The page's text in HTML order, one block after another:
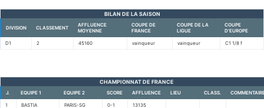
BILAN DE LA SAISON
DIVISION CLASSEMENT
AFFLUENCE
MOYENNE
COUPE DE
FRANCE
COUPE DE LA
LIGUE
COUPE
D'EUROPE
D1 2 45160 vainqueur vainqueur C1 1/8 f
CHAMPIONNAT DE FRANCE
J. EQUIPE 1 EQUIPE 2 SCORE AFFLUENCE LIEU CLASS.
1 BASTIA PARIS-SG 0-1 13135